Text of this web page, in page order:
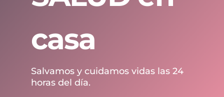
casa
Salvamos y cuidamos vidas las 24
horas del día.